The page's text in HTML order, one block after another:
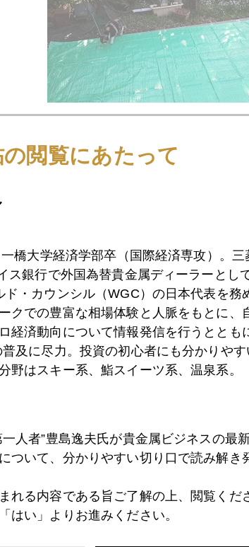
二アル世代の悩み
権、習近平氏の野望、金復権、円高８０円も
閲覧にあたって
橋大学経済学部卒（国際経済専攻）。三
ス銀行で外国為替貴金属ディーラーとし
・カウンシル（WGC）の日本代表を務
クでの豊富な相場体験と人脈をもとに、
経済動向について情報発信を行うととも
及に尽力。投資の初心者にも分かりや
野はスキー系、鮨スイーツ系、温泉系。
人者”豊島逸夫氏が貴金属ビジネスの最
ついて、分かりやすい切り口で読み解き
れる内容である旨ご了解の上、閲覧くだ
はい」よりお進みください。